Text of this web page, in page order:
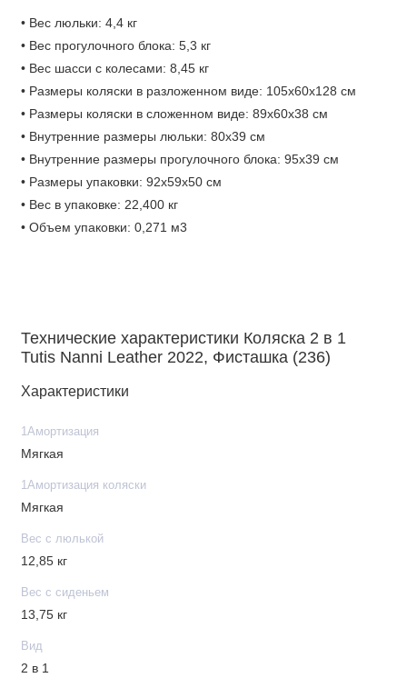
• Вес люльки: 4,4 кг
• Вес прогулочного блока: 5,3 кг
• Вес шасси с колесами: 8,45 кг
• Размеры коляски в разложенном виде: 105х60х128 см
• Размеры коляски в сложенном виде: 89x60x38 см
• Внутренние размеры люльки: 80х39 см
• Внутренние размеры прогулочного блока: 95х39 см
• Размеры упаковки: 92х59х50 см
• Вес в упаковке: 22,400 кг
• Объем упаковки: 0,271 м3
Технические характеристики Коляска 2 в 1
Tutis Nanni Leather 2022, Фисташка (236)
Характеристики
1Амортизация
Мягкая
1Амортизация коляски
Мягкая
Вес с люлькой
12,85 кг
Вес с сиденьем
13,75 кг
Вид
2 в 1